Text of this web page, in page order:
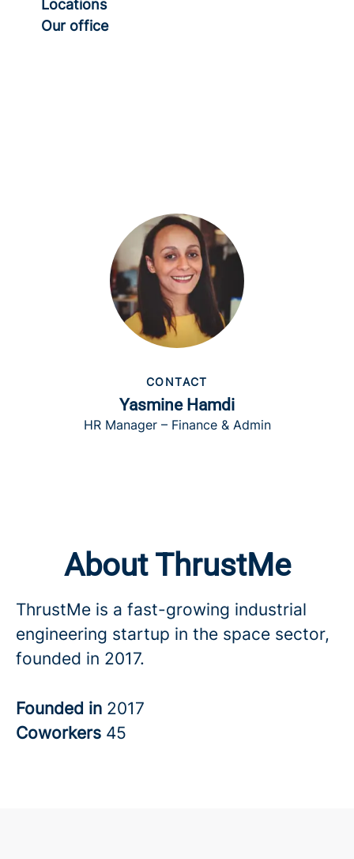
Locations
Our office
CONTACT
Yasmine Hamdi
HR Manager – Finance & Admin
About ThrustMe
ThrustMe is a fast-growing industrial
engineering startup in the space sector,
founded in 2017.
Founded in 2017
Coworkers 45